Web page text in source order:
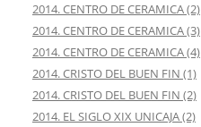
2014. CENTRO DE CERAMICA (2)
2014. CENTRO DE CERAMICA (3)
2014. CENTRO DE CERAMICA (4)
2014. CRISTO DEL BUEN FIN (1)
2014. CRISTO DEL BUEN FIN (2)
2014. EL SIGLO XIX UNICAJA (2)